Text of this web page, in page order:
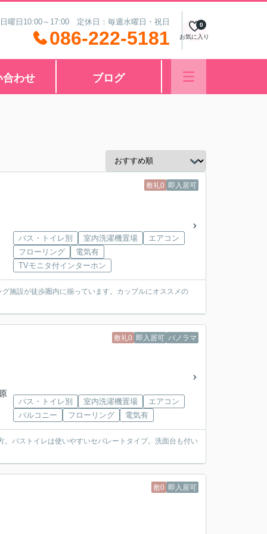
曜日10:00～17:00 定休日：毎週水曜日・祝日
086-222-5181 お気に入り
0
合わせ ブログ
敷礼0 即入居可
バス・トイレ別 室内洗濯機置場
エアコン
フローリング
電気有
TVモニタ付インターホン
施設が徒歩圏内に揃っています。カップルにオススメの
敷礼0 即入居可 パノラマ
バス・トイレ別 室内洗濯機置場
エアコン
バルコニー
フローリング 電気有
バストイレは使いやすいセパレートタイプ。洗面台も付い
敷0 即入居可